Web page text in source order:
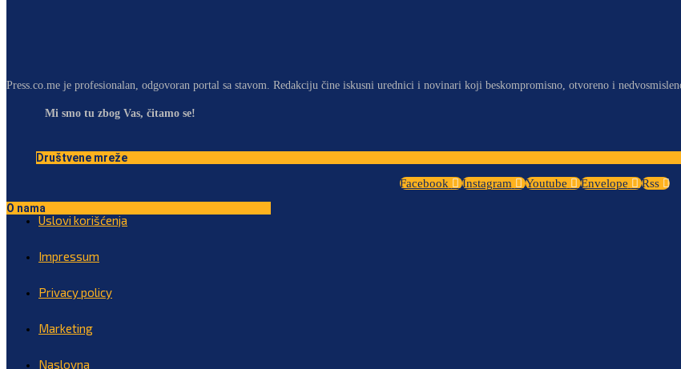
Press.co.me je profesionalan, odgovoran portal sa stavom. Redakciju čine iskusni urednici i novinari koji beskompromisno, otvoreno i
Mi smo tu zbog Vas, čitamo se!
Društvene mreže
Facebook
Instagram Youtube Envelope
Rss
O nama
Uslovi korišćenja
Impressum
Privacy policy
Marketing
Naslovna